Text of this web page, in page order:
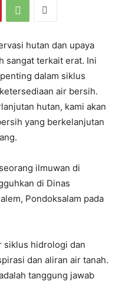
hutan dan upaya
sangat terkait erat. Ini
dalam siklus
air bersih.
hutan, kami akan
yang berkelanjutan
ilmuwan di
di Dinas
Pondoksalam pada
siklus hidrologi dan
dan aliran air tanah.
tanggung jawab